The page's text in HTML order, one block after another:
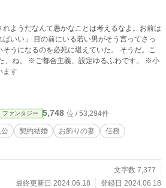
ざまあはありません。 他の人たちのざ
定です。 ご了承下さい。
れようだなんて愚かなことは考えるなよ。お前は
そう言ってさっ
なるのを必死に堪えていた。 そうだ。こ
わです。 ※小
ます
ファンタジー 5,748 位 / 53,294件
契約結婚 お飾りの妻
任務
文字数 7,377
最終更新日 2024.06.18
登録日 2024.06.18